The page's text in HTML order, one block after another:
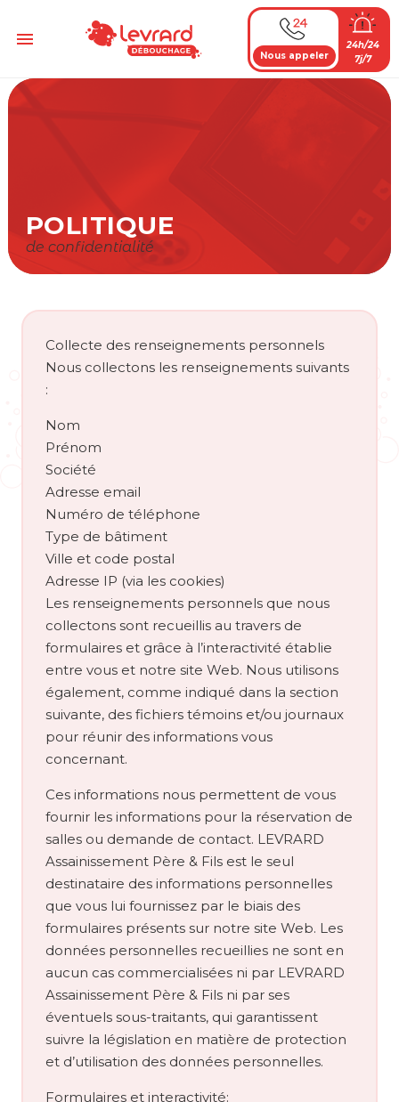
au
Menu Nous appeler
24h/24
7j/7
POLITIQUE
de confidentialité
Collecte des renseignements personnels
Nous collectons les renseignements suivants
:
Nom
Prénom
Société
Adresse email
Numéro de téléphone
Type de bâtiment
Ville et code postal
Adresse IP (via les cookies)
Les renseignements personnels que nous
collectons sont recueillis au travers de
formulaires et grâce à l’interactivité établie
entre vous et notre site Web. Nous utilisons
également, comme indiqué dans la section
suivante, des fichiers témoins et/ou journaux
pour réunir des informations vous
concernant.
Ces informations nous permettent de vous
fournir les informations pour la réservation de
salles ou demande de contact. LEVRARD
Assainissement Père & Fils est le seul
destinataire des informations personnelles
que vous lui fournissez par le biais des
formulaires présents sur notre site Web. Les
données personnelles recueillies ne sont en
aucun cas commercialisées ni par LEVRARD
Assainissement Père & Fils ni par ses
éventuels sous-traitants, qui garantissent
suivre la législation en matière de protection
et d’utilisation des données personnelles.
Formulaires et interactivité: